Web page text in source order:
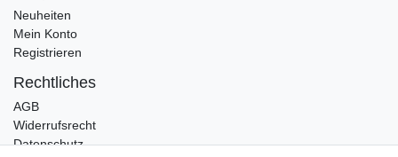
Neuheiten
Mein Konto
Registrieren
Rechtliches
AGB
Widerrufsrecht
Datenschutz